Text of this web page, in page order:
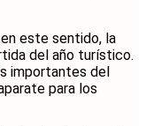
este sentido, la
del año turístico.
importantes del
para los